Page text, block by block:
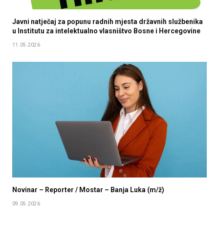
Javni natječaj za popunu radnih mjesta državnih službenika
u Institutu za intelektualno vlasništvo Bosne i Hercegovine
11.05.2026
Novinar – Reporter / Mostar – Banja Luka (m/ž)
09.05.2026